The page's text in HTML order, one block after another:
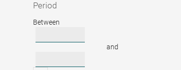
Period
Period
Between
and